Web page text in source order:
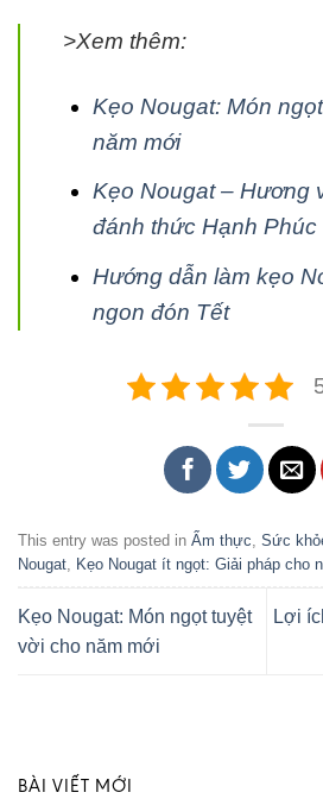
>Xem thêm:
Kẹo Nougat: Món
năm mới
Kẹo Nougat – Hương
đánh thức Hạnh Phúc
Hướng dẫn làm kẹo
ngon đón Tết
This entry was posted in Ẩm thực, Sức
Nougat, Kẹo Nougat ít ngọt: Giải pháp cho
Kẹo Nougat: Món ngọt tuyệt
vời cho năm mới
Lợi
BÀI VIẾT MỚI